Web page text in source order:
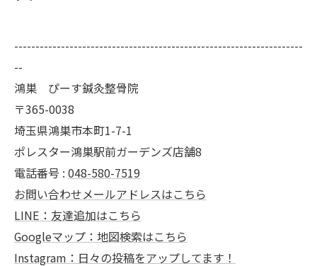
--------------------------------------------------------------------
--
鴻巣 ぴーす鍼灸整骨院
〒365-0038
埼玉県鴻巣市本町1-7-1
ポレスター鴻巣駅前ガーデンズ店舗8
電話番号 : 048-580-7519
お問い合わせメールアドレスはこちら
LINE：友達追加はこちら
Googleマップ：地図検索はこちら
Instagram：日々の投稿をアップしてます！